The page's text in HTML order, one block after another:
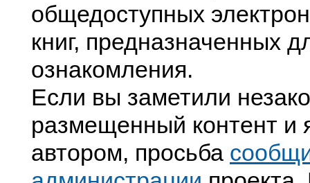
общедоступных
книг, предназначенных
ознакомления.
Если вы заметили
размещенный контент и
автором, просьба